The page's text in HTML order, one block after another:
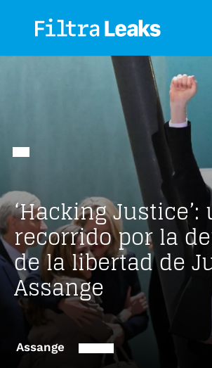
‘Hacking Justice’:
recorrido por la
de la libertad de
Assange
Assange